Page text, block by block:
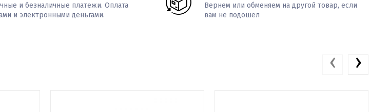
и безналичные платежи. Оплата
и электронными деньгами.
Вернем или обменяем на другой товар, если
вам не подошел
‹ ›